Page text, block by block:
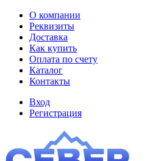
О компании
Реквизиты
Доставка
Как купить
Оплата по счету
Каталог
Контакты
Вход
Регистрация